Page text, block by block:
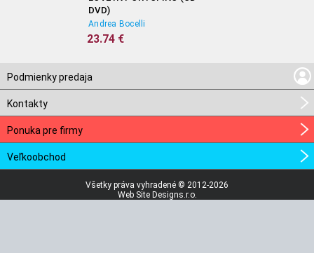
DVD)
Andrea Bocelli
23.74 €
Podmienky predaja
Kontakty
Ponuka pre firmy
Veľkoobchod
Všetky práva vyhradené © 2012-2026
Web Site Designs.r.o.